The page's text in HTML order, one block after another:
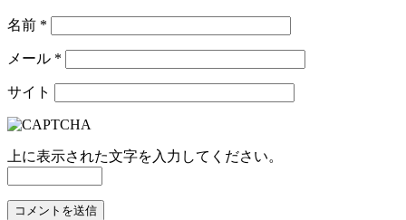
名前 *
メール *
サイト
上に表示された文字を入力してください。